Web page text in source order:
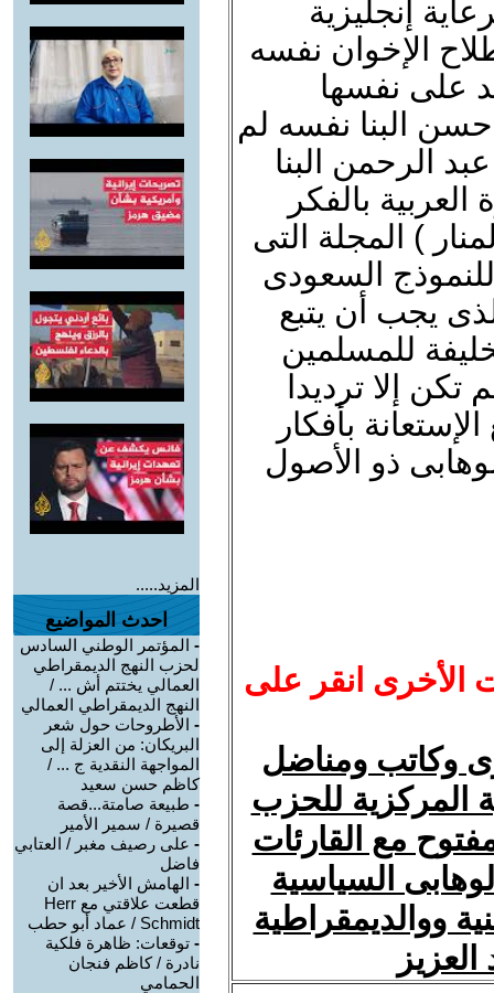
إنجليزية
الإخوان نفسه
على نفسها
البنا نفسه لم
الرحمن البنا
بالفكر
) المجلة التى
السعودى
يجب أن يتبع
للمسلمين
إلا ترديدا
بأفكار
ذو الأصول
الأخرى انقر على
وكاتب ومناضل
للحزب
مع القارئات
السياسية
ووالديمقراطية
المزيد.....
احدث المواضيع
- المؤتمر الوطني السادس
لحزب النهج الديمقراطي
العمالي يختتم أش ... /
النهج الديمقراطي العمالي
- الأطروحات حول شعر
البريكان: من العزلة إلى
المواجهة النقدية ج ... /
كاظم حسن سعيد
- طبيعة صامتة...قصة
قصيرة / سمير الأمير
- على رصيف مغبر / العتابي
فاضل
- الهامش الأخير بعد ان
قطعت علاقتي مع Herr
Schmidt / عماد أبو حطب
- توقعات: ظاهرة فلكية
نادرة / كاظم فنجان
الحمامي